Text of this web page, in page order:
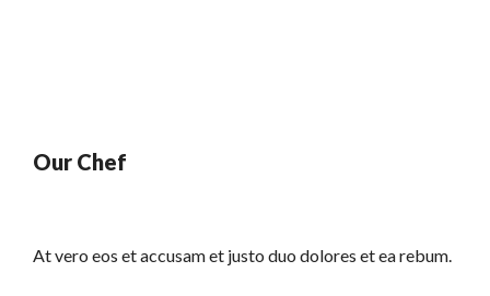
Our Chef
At vero eos et accusam et justo duo dolores et ea rebum.